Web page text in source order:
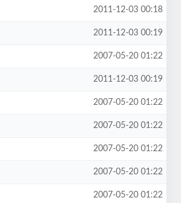
2011-12-03 00:18
2011-12-03 00:19
2007-05-20 01:22
2011-12-03 00:19
2007-05-20 01:22
2007-05-20 01:22
2007-05-20 01:22
2007-05-20 01:22
2007-05-20 01:22